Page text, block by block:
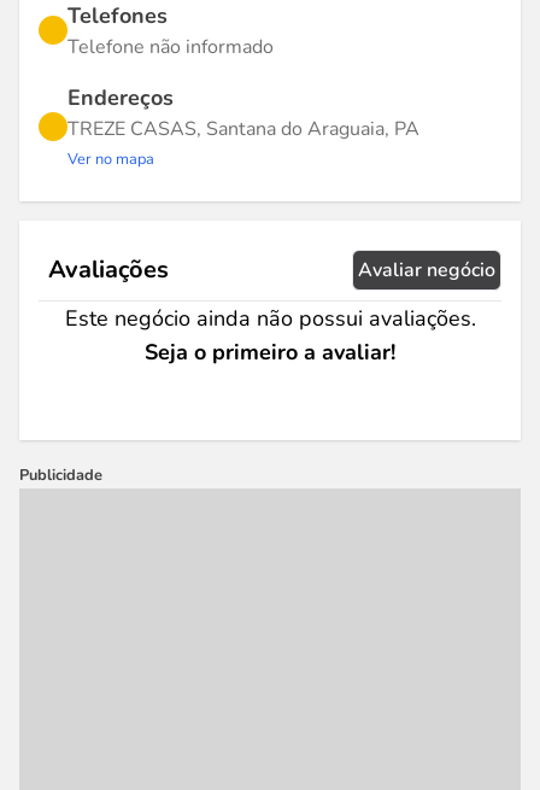
Telefones
Telefone não informado
Endereços
TREZE CASAS, Santana do Araguaia, PA
Ver no mapa
Avaliações Avaliar negócio
Este negócio ainda não possui avaliações.
Seja o primeiro a avaliar!
Publicidade